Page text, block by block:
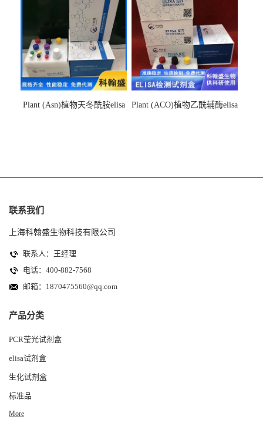
Plant (Asn)植物天冬酰胺elisa
Plant (ACO)植物乙酰辅酶elisa
联系我们
上海科翰盛生物科技有限公司
联系人：王经理
电话：400-882-7568
邮箱： 1870475560@qq.com
产品分类
PCR莹光试剂盒
elisa试剂盒
生化试剂盒
标准品
More